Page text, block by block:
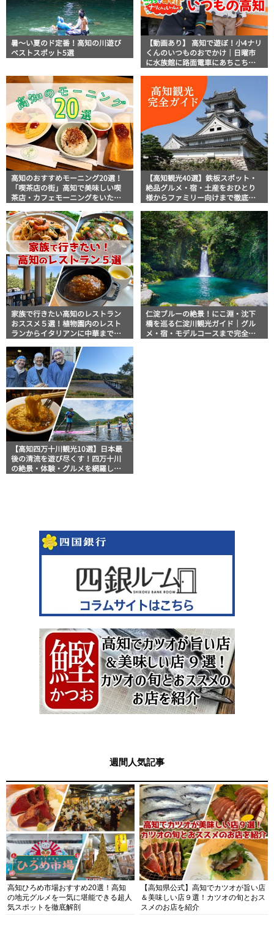
暑～い夏のド定番！高知の川遊び
ベストスポット5選
【動画あり】 高知で遊ぼ！小4ナリ
くんのいつものおでかけ｜日曜市
に水族館に路面電車にあちこち巡
高知のおすすめモーニング20選！
「喫茶店の街」高知で美味しい喫
茶店・カフェモーニングをいただ
【高知観光40選】鉄板スポット・
絶品グルメ・宿・土産をおひとり
様からファミリー向けまで徹底解
家族で行きたい高知のレストラン
おススメ５選！植物園内のレスト
ランからイタリアンに中華まで楽
仁淀ブルーの絶景！にこ淵・沈下
橋を巡る仁淀川観光ガイド｜グル
メ・宿・モデルコースまで完全網
【高知四万十川観光10選】日本最
後の清流を遊び尽くす！四万十川
の絶景・体験・グルメを網羅した
週間人気記事
高知ひろめ市場おすすめ20選！高知
の地元グルメを一気に堪能できる超人
気スポットを徹底解剖
【高知県公式】高知でカツオが旨い店
＆美味しい店９選！カツオの旬とおス
スメのお店を紹介